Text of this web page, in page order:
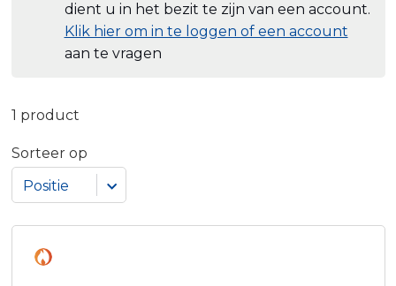
dient u in het bezit te zijn van een account.
Klik hier om in te loggen of een account
aan te vragen
1 product
Sorteer op